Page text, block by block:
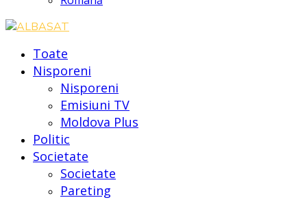
Toate
Nisporeni
Nisporeni
Emisiuni TV
Moldova Plus
Politic
Societate
Societate
Pareting